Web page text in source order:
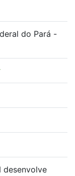
do Pará -
desenvolve